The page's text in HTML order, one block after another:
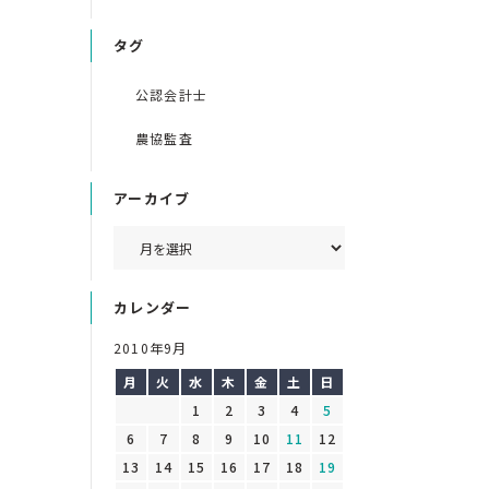
タグ
公認会計士
農協監査
アーカイブ
カレンダー
2010年9月
月
火 水 木 金 土
日
1
2 3 4
5
6
7 8 9 10 11
12
13
14 15 16 17 18
19